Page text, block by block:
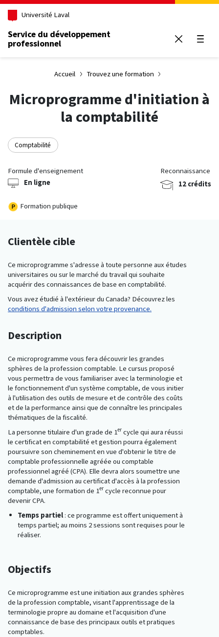
Aller au contenu principal
Université Laval
Service du développement
professionnel
Accueil Trouvez une formation
Microprogramme d'initiation à
la comptabilité
Comptabilité
Formule d'enseignement
En ligne
Reconnaissance
12 crédits
Formation publique
Clientèle cible
Ce microprogramme s'adresse à toute personne aux études
universitaires ou sur le marché du travail qui souhaite
acquérir des connaissances de base en comptabilité.
Vous avez étudié à l'extérieur du Canada? Découvrez les
conditions d'admission selon votre provenance.
Description
Ce microprogramme vous fera découvrir les grandes
sphères de la profession comptable. Le cursus proposé
vous permettra de vous familiariser avec la terminologie et
le fonctionnement d'un système comptable, de vous initier
à l'utilisation des outils de mesure et de contrôle des coûts
et de la performance ainsi que de connaître les principales
thématiques de la fiscalité.
La personne titulaire d'un grade de 1er cycle qui aura réussi
le certificat en comptabilité et gestion pourra également
poursuivre son cheminement en vue d'obtenir le titre de
comptable professionnelle agréée ou comptable
professionnel agréé (CPA). Elle devra alors soumettre une
demande d'admission au certificat d'accès à la profession
comptable, une formation de 1er cycle reconnue pour
devenir CPA.
Temps partiel : ce programme est offert uniquement à
temps partiel; au moins 2 sessions sont requises pour le
réaliser.
Objectifs
Ce microprogramme est une initiation aux grandes sphères
de la profession comptable, visant l'apprentissage de la
terminologie propre au domaine et l'acquisition d'une
connaissance de base des principaux outils et pratiques
comptables.